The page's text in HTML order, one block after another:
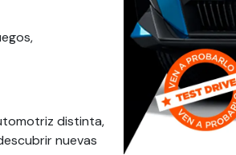
distinta,
nuevas